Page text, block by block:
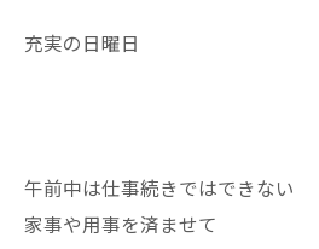
充実の日曜日
午前中は仕事続きではできない
家事や用事を済ませて